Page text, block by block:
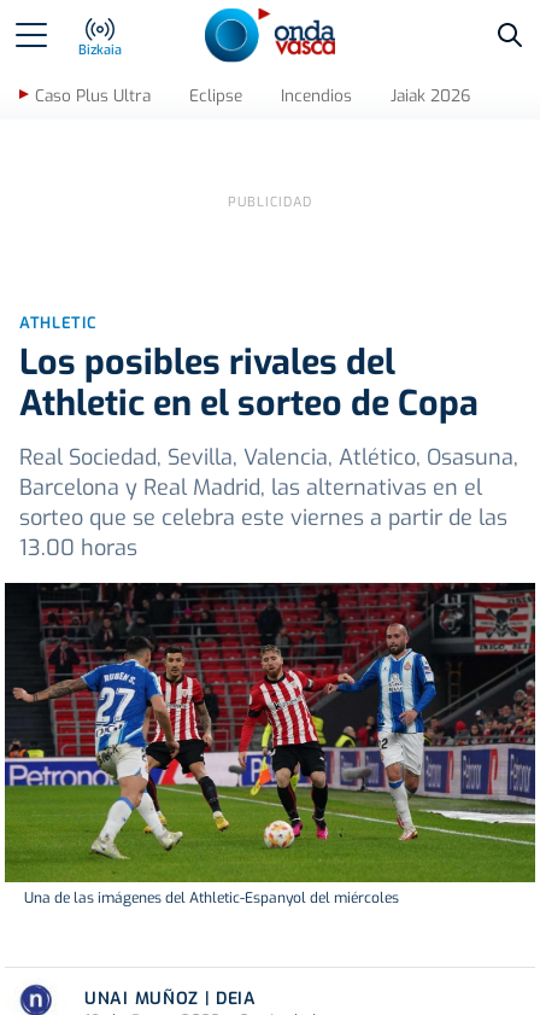
Bizkaia
Caso Plus Ultra Eclipse Incendios Jaiak 2026
ATHLETIC
Los posibles rivales del
Athletic en el sorteo de Copa
Real Sociedad, Sevilla, Valencia, Atlético, Osasuna,
Barcelona y Real Madrid, las alternativas en el
sorteo que se celebra este viernes a partir de las
13.00 horas
Una de las imágenes del Athletic-Espanyol del miércoles
UNAI MUÑOZ | DEIA